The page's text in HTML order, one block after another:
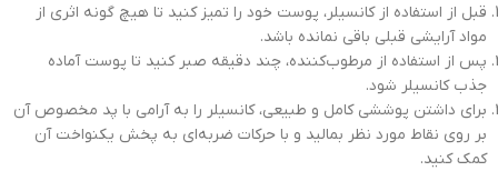
قبل از استفاده از کانسیلر، پوست خود را تمیز کنید تا هیچ گونه اثری از
مواد آرایشی قبلی باقی نمانده باشد.
پس از استفاده از مرطوب‌کننده، چند دقیقه صبر کنید تا پوست آماده
جذب کانسیلر شود.
برای داشتن پوششی کامل و طبیعی، کانسیلر را به آرامی با پد مخصوص آن
بر روی نقاط مورد نظر بمالید و با حرکات ضربه‌ای به پخش یکنواخت آن
کمک کنید.